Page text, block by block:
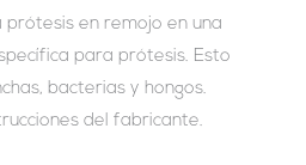
prótesis en remojo en una
para prótesis. Esto
bacterias y hongos.
del fabricante.